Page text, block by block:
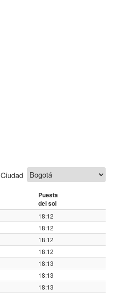
Ciudad
Puesta
del sol
18:12
18:12
18:12
18:12
18:13
18:13
18:13